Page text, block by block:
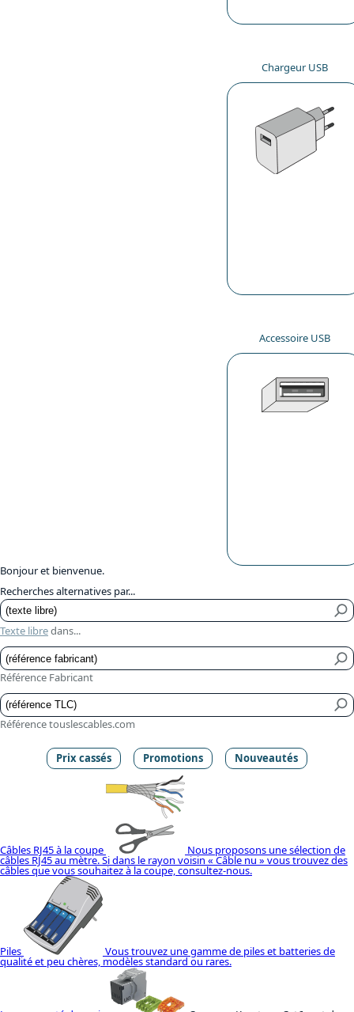
Chargeur USB
Accessoire USB
Bonjour et bienvenue.
Recherches alternatives par...
Texte libredans...
Référence Fabricant
Référence touslescables.com
Prix cassés Promotions Nouveautés
Câbles RJ45 à la coupe Nous proposons une sélection de
câbles RJ45 au mètre. Si dans le rayon voisin « Câble nu » vous trouvez des
câbles que vous souhaitez à la coupe, consultez-nous.
Piles Vous trouvez une gamme de piles et batteries de
qualité et peu chères, modèles standard ou rares.